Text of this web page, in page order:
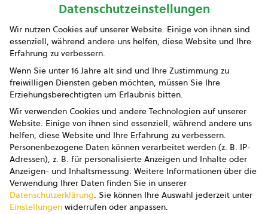
Presse
Impressum
Datenschutz
AGB
AGB Marketing GmbH
AGB Bildung
Newsletter
Datenschutzeinstellungen
Wir nutzen Cookies auf unserer Website. Einige von ihnen sind
essenziell, während andere uns helfen, diese Website und Ihre
Erfahrung zu verbessern.
Wenn Sie unter 16 Jahre alt sind und Ihre Zustimmung zu
freiwilligen Diensten geben möchten, müssen Sie Ihre
Erziehungsberechtigten um Erlaubnis bitten.
Wir verwenden Cookies und andere Technologien auf unserer
Website. Einige von ihnen sind essenziell, während andere uns
helfen, diese Website und Ihre Erfahrung zu verbessern.
Personenbezogene Daten können verarbeitet werden (z. B. IP-
Adressen), z. B. für personalisierte Anzeigen und Inhalte oder
Anzeigen- und Inhaltsmessung. Weitere Informationen über die
Verwendung Ihrer Daten finden Sie in unserer
Datenschutzerklärung. Sie können Ihre Auswahl jederzeit unter
Einstellungen widerrufen oder anpassen.